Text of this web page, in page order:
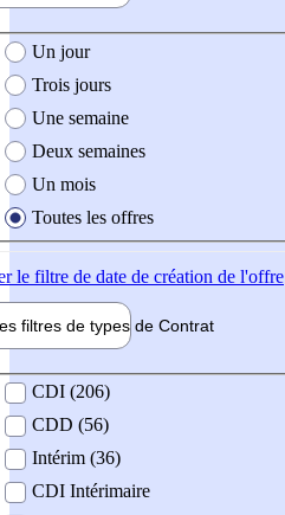
création de l'offre
Un jour
Trois jours
Une semaine
Deux semaines
Un mois
Toutes les offres
le filtre de date de création de l'offre
filtres de types de Contrat
contrat
CDI (206)
CDD (56)
Intérim (36)
CDI Intérimaire